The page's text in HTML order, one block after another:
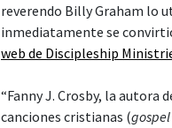
reverendo Billy Graham lo
inmediatamente se
web de Discipleship
“Fanny J. Crosby, la autora
canciones cristianas (